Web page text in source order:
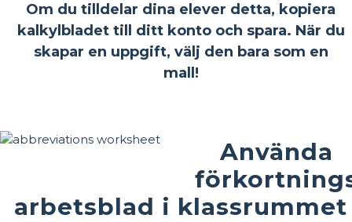
Om du tilldelar dina elever detta, kopiera
kalkylbladet till ditt konto och spara. När du
skapar en uppgift, välj den bara som en
mall!
Använda
arbetsblad i klassrummet